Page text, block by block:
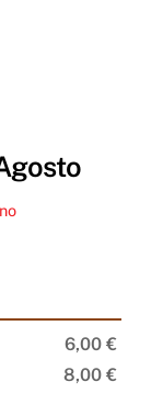
6,00 €
8,00 €